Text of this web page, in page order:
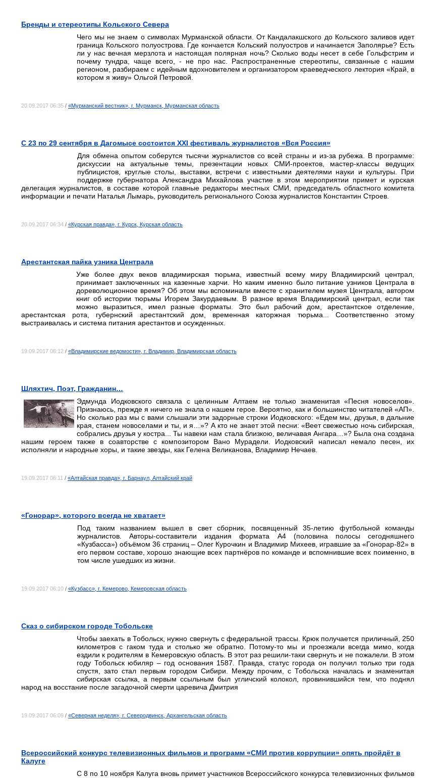
Бренды и стереотипы Кольского Севера
Чего мы не знаем о символах Мурманской области. От Кандалакшского до Кольского заливов идет
граница Кольского полуострова. Где кончается Кольский полуостров и начинается Заполярье? Есть
ли у нас вечная мерзлота и настоящая полярная ночь? Сколько воды несет в себе Гольфстрим и
почему тундра, чаще всего, - не про нас. Распространенные стереотипы, связанные с нашим
регионом, разбираем с идейным вдохновителем и организатором краеведческого лектория «Край, в
котором я живу» Ольгой Петровой.
20.09.2017 06:35 / «Мурманский вестник», г. Мурманск, Мурманская область
С 23 по 29 сентября в Дагомысе состоится XXI фестиваль журналистов «Вся Россия»
Для обмена опытом соберутся тысячи журналистов со всей страны и из-за рубежа. В программе:
дискуссии на актуальные темы, презентации новых СМИ-проектов, мастер-классы ведущих
публицистов, круглые столы, выставки, встречи с известными деятелями науки и культуры. При
поддержке губернатора Александра Михайлова участие в этом мероприятии примет и курская
делегация журналистов, в составе которой главные редакторы местных СМИ, председатель областного комитета
информации и печати Наталья Лымарь, руководитель регионального Союза журналистов Константин Строев.
20.09.2017 06:34 / «Курская правда», г. Курск, Курская область
Арестантская пайка узника Централа
Уже более двух веков владимирская тюрьма, известный всему миру Владимирский централ,
принимает заключенных на казенные харчи. Но каким именно было питание узников Централа в
дореволюционное время? Об этом мы вспоминали вместе с хранителем музея Централа, автором
книг об истории тюрьмы Игорем Закурдаевым. В разное время Владимирский централ, если так
можно выразиться, имел разные форматы. Это был рабочий дом, арестантское отделение,
арестантская рота, губернский арестантский дом, временная каторжная тюрьма... Соответственно этому
выстраивалась и система питания арестантов и осужденных.
19.09.2017 06:12 / «Владимирские ведомости», г. Владимир, Владимирская область
Шляхтич, Поэт, Гражданин…
Эдмунда Иодковского связала с целинным Алтаем не только знаменитая «Песня новоселов».
Признаюсь, прежде я ничего не знала о нашем герое. Вероятно, как и большинство читателей «АП».
Но сколько раз мы с вами слышали эти задорные строки Иодковского: «Едем мы, друзья, в дальние
края, станем новоселами и ты, и я…»? А кто не знает этой песни: «Веет свежестью ночь сибирская,
собрались друзья у костра... Ты навеки нам стала близкою, величавая Ангара…»? Была она создана
нашим героем также в соавторстве с композитором Вано Мурадели. Иодковский написал немало песен, их
исполняли и народные хоры, и такие звезды, как Гелена Великанова, Владимир Нечаев.
19.09.2017 06:11 / «Алтайская правда», г. Барнаул, Алтайский край
«Гонорар», которого всегда не хватает»
Под таким названием вышел в свет сборник, посвященный 35-летию футбольной команды
журналистов. Авторы-составители издания формата А4 (половина полосы сегодняшнего
«Кузбасса») объёмом 36 страниц – Олег Курочкин и Владимир Михеев, игравшие за «Гонорар-82» в
его первом составе, хорошо знающие всех партнёров по команде и вспомнившие всех поименно, в
том числе ушедших из жизни.
19.09.2017 06:10 / «Кузбасс», г. Кемерово, Кемеровская область
Сказ о сибирском городе Тобольске
Чтобы заехать в Тобольск, нужно свернуть с федеральной трассы. Крюк получается приличный, 250
километров с гаком туда и столько же обратно. Потому-то мы и проезжали всегда мимо, когда
ездили к родителям в Кемеровскую область. В этот раз решили-таки свернуть и не пожалели. В этом
году Тобольск юбиляр – год основания 1587. Правда, статус города он получил только три года
спустя, зато стал первым городом Сибири. Между прочим, с Тобольска началась и знаменитая
сибирская ссылка, а первым ссыльным был угличский колокол, провинившийся тем, что поднял
народ на восстание после загадочной смерти царевича Дмитрия
19.09.2017 06:09 / «Северная неделя», г. Северодвинск, Архангельская область
Всероссийский конкурс телевизионных фильмов и программ «СМИ против коррупции» опять пройдёт в
Калуге
С 8 по 10 ноября Калуга вновь примет участников Всероссийского конкурса телевизионных фильмов